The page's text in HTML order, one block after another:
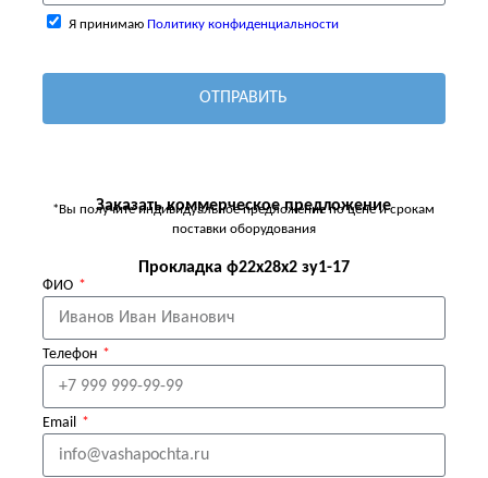
Я принимаю Политику конфиденциальности
ОТПРАВИТЬ
Заказать коммерческое предложение
*Вы получите индивидуальное предложение по цене и срокам
поставки оборудования
Прокладка ф22х28х2 зу1-17
ФИО
Телефон
Email